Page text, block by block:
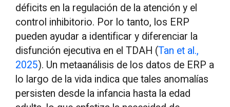
déficits en la regulación de la atención y el
control inhibitorio. Por lo tanto, los ERP
pueden ayudar a identificar y diferenciar la
disfunción ejecutiva en el TDAH (Tan et al.,
2025). Un metaanálisis de los datos de ERP a
lo largo de la vida indica que tales anomalías
persisten desde la infancia hasta la edad